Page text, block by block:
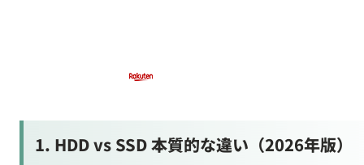
1. HDD vs SSD 本質的な違い（2026年版）